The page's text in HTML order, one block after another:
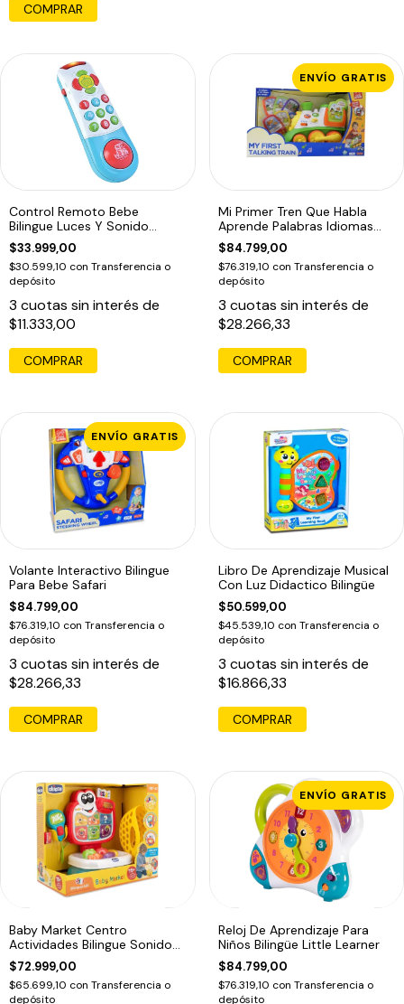
COMPRAR
Control Remoto Bebe
Bilingue Luces Y Sonido
Musical
$33.999,00
$30.599,10 con Transferencia o
depósito
3 cuotas sin interés de
$11.333,00
ENVÍO GRATIS
Mi Primer Tren Que Habla
Aprende Palabras Idiomas
Bilingüe
$84.799,00
$76.319,10 con Transferencia o
depósito
3 cuotas sin interés de
$28.266,33
ENVÍO GRATIS
Volante Interactivo Bilingue
Para Bebe Safari
$84.799,00
$76.319,10 con Transferencia o
depósito
3 cuotas sin interés de
$28.266,33
Libro De Aprendizaje Musical
Con Luz Didactico Bilingüe
$50.599,00
$45.539,10 con Transferencia o
depósito
3 cuotas sin interés de
$16.866,33
Baby Market Centro
Actividades Bilingue Sonido
Bebe Chicco
$72.999,00
$65.699,10 con Transferencia o
depósito
ENVÍO GRATIS
Reloj De Aprendizaje Para
Niños Bilingüe Little Learner
$84.799,00
$76.319,10 con Transferencia o
depósito